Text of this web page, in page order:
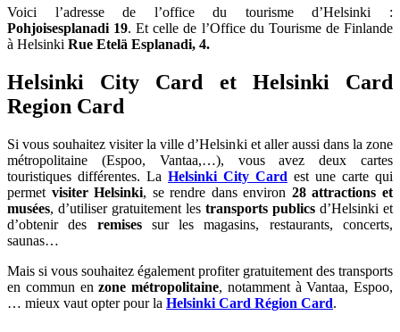
Voici l’adresse de l’office du tourisme d’Helsinki :
Pohjoisesplanadi 19. Et celle de l’Office du Tourisme de Finlande
à Helsinki Rue Etelä Esplanadi, 4.
Helsinki City Card et Helsinki Card
Region Card
Si vous souhaitez visiter la ville d’Helsinki et aller aussi dans la zone
métropolitaine (Espoo, Vantaa,…), vous avez deux cartes
touristiques différentes. La Helsinki City Card est une carte qui
permet visiter Helsinki, se rendre dans environ 28 attractions et
musées, d’utiliser gratuitement les transports publics d’Helsinki et
d’obtenir des remisessur les magasins, restaurants, concerts,
saunas…
Mais si vous souhaitez également profiter gratuitement des transports
en commun en zone métropolitaine, notamment à Vantaa, Espoo,
… mieux vaut opter pour la Helsinki Card Région Card.